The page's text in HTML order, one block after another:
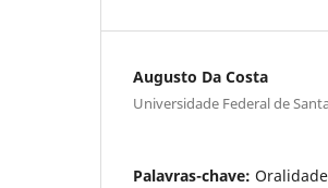
Augusto Da Costa
Universidade Federal de
Palavras-chave: